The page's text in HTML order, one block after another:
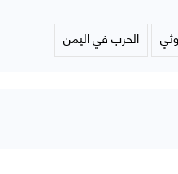
الحرب في اليمن